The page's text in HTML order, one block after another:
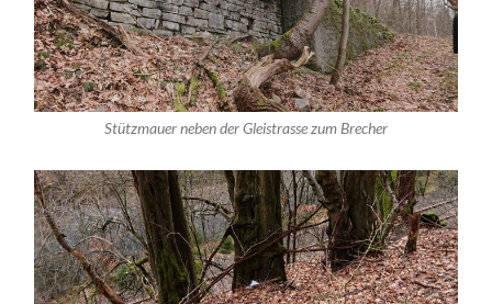
Stützmauer neben der Gleistrasse zum Brecher